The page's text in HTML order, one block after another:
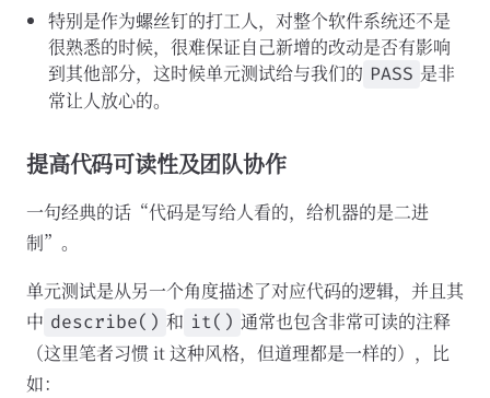
特别是作为螺丝钉的打工人，对整个软件系统还不是
很熟悉的时候，很难保证自己新增的改动是否有影响
到其他部分，这时候单元测试给与我们的 PASS 是非
常让人放心的。
提高代码可读性及团队协作
一句经典的话“代码是写给人看的，给机器的是二进
制”。
单元测试是从另一个角度描述了对应代码的逻辑，并且其
中 describe() 和 it() 通常也包含非常可读的注释
（这里笔者习惯 it 这种风格，但道理都是一样的），比
如：